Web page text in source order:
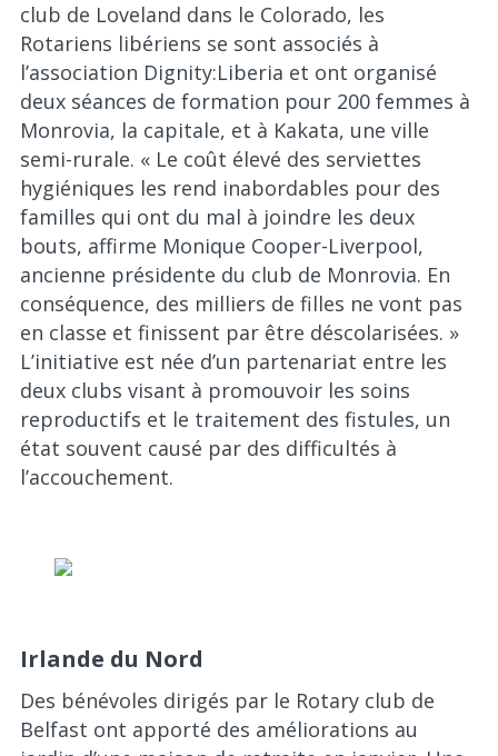
club de Loveland dans le Colorado, les
Rotariens libériens se sont associés à
l’association Dignity:Liberia et ont organisé
deux séances de formation pour 200 femmes à
Monrovia, la capitale, et à Kakata, une ville
semi-rurale. « Le coût élevé des serviettes
hygiéniques les rend inabordables pour des
familles qui ont du mal à joindre les deux
bouts, affirme Monique Cooper-Liverpool,
ancienne présidente du club de Monrovia. En
conséquence, des milliers de filles ne vont pas
en classe et finissent par être déscolarisées. »
L’initiative est née d’un partenariat entre les
deux clubs visant à promouvoir les soins
reproductifs et le traitement des fistules, un
état souvent causé par des difficultés à
l’accouchement.
Irlande du Nord
Des bénévoles dirigés par le Rotary club de
Belfast ont apporté des améliorations au